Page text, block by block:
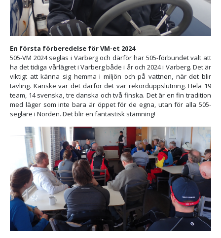
En första förberedelse för VM-et 2024
505-VM 2024 seglas i Varberg och därför har 505-förbundet valt att
ha det tidiga vårlägret i Varberg både i år och 2024 i Varberg. Det är
viktigt att känna sig hemma i miljön och på vattnen, när det blir
tävling. Kanske var det därför det var rekorduppslutning. Hela 19
team, 14 svenska, tre danska och två finska. Det är en fin tradition
med läger som inte bara är öppet för de egna, utan för alla 505-
seglare i Norden. Det blir en fantastisk stämning!